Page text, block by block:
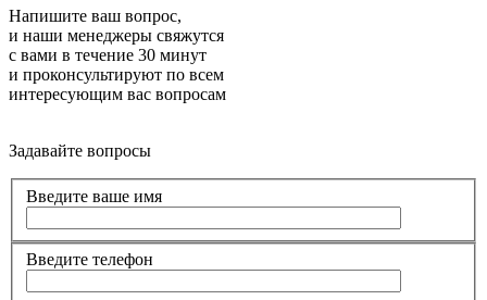
Напишите ваш вопрос,
и наши менеджеры свяжутся
с вами в течение 30 минут
и проконсультируют по всем
интересующим вас вопросам
Задавайте вопросы
Введите ваше имя
Введите телефон